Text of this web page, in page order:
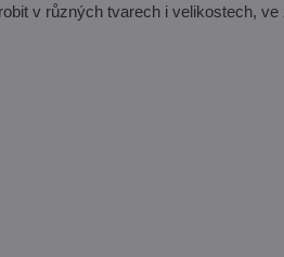
v různých tvarech i velikostech,